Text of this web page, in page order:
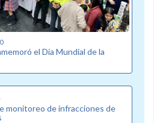
el Día Mundial de la
monitoreo de infracciones de